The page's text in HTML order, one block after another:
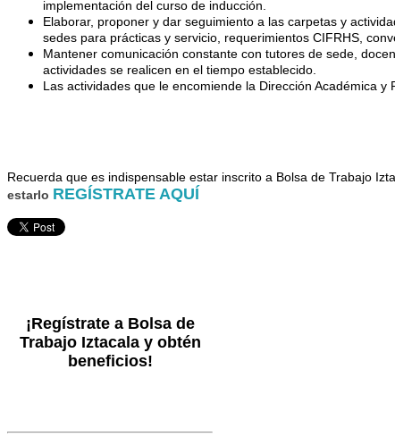
implementación del curso de inducción.
Elaborar, proponer y dar seguimiento a las carpetas y
sedes para prácticas y servicio, requerimientos CIFRHS,
Mantener comunicación constante con tutores de sede,
actividades se realicen en el tiempo establecido.
Las actividades que le encomiende la Dirección Académica y
Recuerda que es indispensable estar inscrito a Bolsa de Trabajo
estarlo REGÍSTRATE AQUÍ
¡Regístrate a Bolsa de
Trabajo Iztacala y obtén
beneficios!